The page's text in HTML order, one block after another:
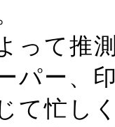
って推
パー、
て忙し